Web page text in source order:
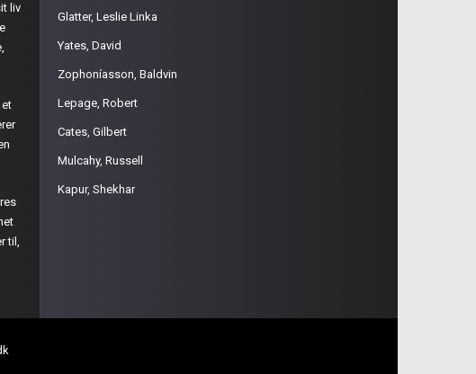
liv
til,
Glatter, Leslie Linka
Yates, David
Zophoníasson, Baldvin
Lepage, Robert
Cates, Gilbert
Mulcahy, Russell
Kapur, Shekhar